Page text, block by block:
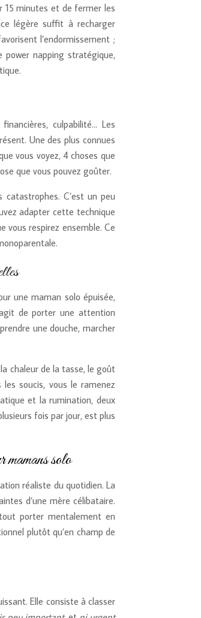
15 minutes et de fermer les
légère suffit à recharger
l’endormissement ;
power napping stratégique,
culpabilité… Les
Une des plus connues
vous voyez, 4 choses que
que vous pouvez goûter.
C’est un peu
adapter cette technique
vous respirez ensemble. Ce
une maman solo épuisée,
de porter une attention
une douche, marcher
chaleur de la tasse, le goût
soucis, vous le ramenez
et la rumination, deux
fois par jour, est plus
solo
réaliste du quotidien. La
d’une mère célibataire.
porter mentalement en
plutôt qu’en champ de
Elle consiste à classer